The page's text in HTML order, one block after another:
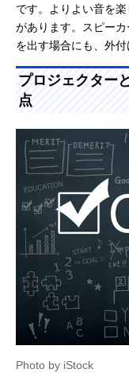
です。よりよい音を
があります。スピー
を出す場合にも、外付
プロジェクター
点
Photo by iStock